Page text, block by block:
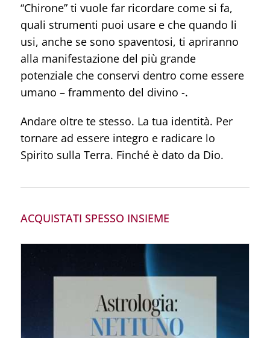
“Chirone” ti vuole far ricordare come si fa,
quali strumenti puoi usare e che quando li
usi, anche se sono spaventosi, ti apriranno
alla manifestazione del più grande
potenziale che conservi dentro come essere
umano – frammento del divino -.
Andare oltre te stesso. La tua identità. Per
tornare ad essere integro e radicare lo
Spirito sulla Terra. Finché è dato da Dio.
ACQUISTATI SPESSO INSIEME